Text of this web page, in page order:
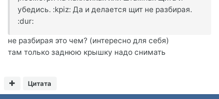
убедись. :kpiz: Да и делается щит не разбирая.
:dur:
не разбирая это чем? (интересно для себя)
там только заднюю крышку надо снимать
Цитата